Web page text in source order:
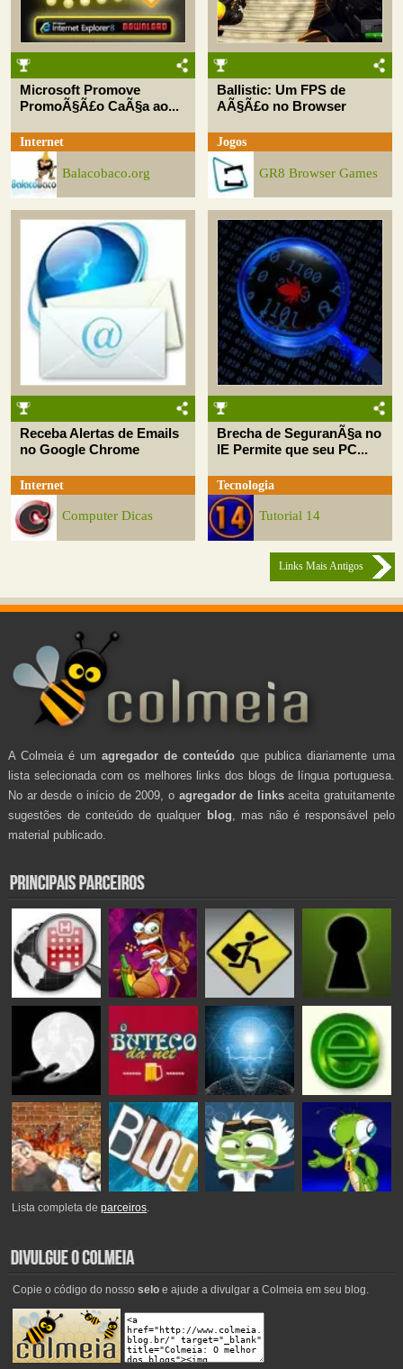
Microsoft Promove
PromoÃ§Ã£o CaÃ§a ao...
Internet
Balacobaco.org
Ballistic: Um FPS de
AÃ§Ã£o no Browser
Jogos
GR8 Browser Games
Receba Alertas de Emails
no Google Chrome
Internet
Computer Dicas
Brecha de SeguranÃ§a no
IE Permite que seu PC...
Tecnologia
Tutorial 14
Links Mais Antigos
A Colmeia é um agregador de conteúdo que publica diariamente uma
lista selecionada com os melhores links dos blogs de língua portuguesa.
No ar desde o início de 2009, o agregador de linksaceita gratuitamente
sugestões de conteúdo de qualquer blog , mas não é responsável pelo
material publicado.
Lista completa deparceiros.
Copie o código do nosso seloe ajude a divulgar a Colmeia em seu blog.